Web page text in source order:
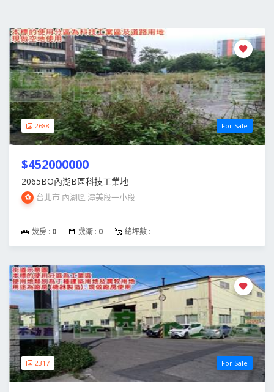
2688 For Sale
$452000000
2065BO內湖B區科技工業地
台北市 內湖區 潭美段一小段
幾房 : 0 幾衛 : 0 總坪數 :
2317 For Sale